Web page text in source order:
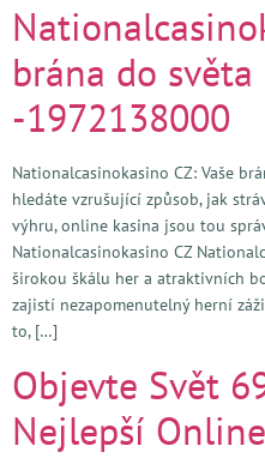
brána do
-1972138000
Nationalcasinokasino CZ: Vaše
hledáte vzrušující způsob, jak
výhru, online kasina jsou tou
Nationalcasinokasino CZ
širokou škálu her a atraktivních
zajistí nezapomenutelný herní
to, […]
Objevte Svět
Nejlepší